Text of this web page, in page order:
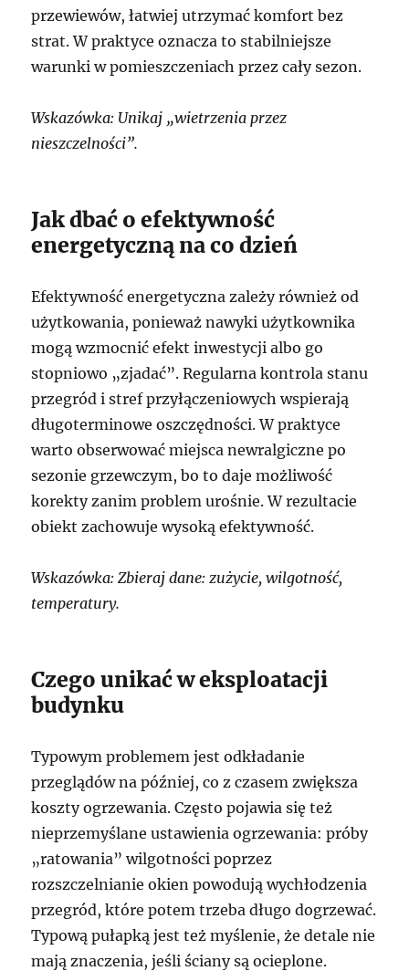
przewiewów, łatwiej utrzymać komfort bez
strat. W praktyce oznacza to stabilniejsze
warunki w pomieszczeniach przez cały sezon.
Wskazówka: Unikaj „wietrzenia przez
nieszczelności”.
Jak dbać o efektywność
energetyczną na co dzień
Efektywność energetyczna zależy również od
użytkowania, ponieważ nawyki użytkownika
mogą wzmocnić efekt inwestycji albo go
stopniowo „zjadać”. Regularna kontrola stanu
przegród i stref przyłączeniowych wspierają
długoterminowe oszczędności. W praktyce
warto obserwować miejsca newralgiczne po
sezonie grzewczym, bo to daje możliwość
korekty zanim problem urośnie. W rezultacie
obiekt zachowuje wysoką efektywność.
Wskazówka: Zbieraj dane: zużycie, wilgotność,
temperatury.
Czego unikać w eksploatacji
budynku
Typowym problemem jest odkładanie
przeglądów na później, co z czasem zwiększa
koszty ogrzewania. Często pojawia się też
nieprzemyślane ustawienia ogrzewania: próby
„ratowania” wilgotności poprzez
rozszczelnianie okien powodują wychłodzenia
przegród, które potem trzeba długo dogrzewać.
Typową pułapką jest też myślenie, że detale nie
mają znaczenia, jeśli ściany są ocieplone.